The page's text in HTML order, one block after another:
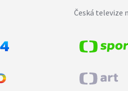
Česká televize